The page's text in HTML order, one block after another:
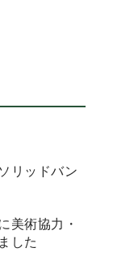
リッドバン
美術協力・
した